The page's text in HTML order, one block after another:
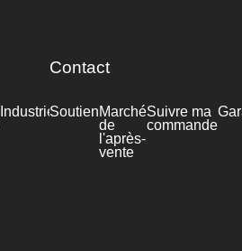
IndustrieFiche
technique
Contact
SoutienMarché
de
l'après-
vente
Suivre ma
commande